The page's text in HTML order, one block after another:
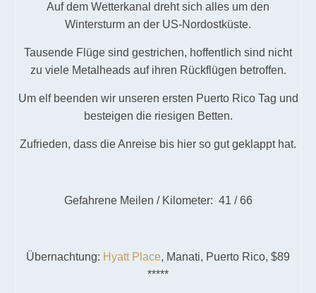
Auf dem Wetterkanal dreht sich alles um den
Wintersturm an der US-Nordostküste.
Tausende Flüge sind gestrichen, hoffentlich sind nicht
zu viele Metalheads auf ihren Rückflügen betroffen.
Um elf beenden wir unseren ersten Puerto Rico Tag und
besteigen die riesigen Betten.
Zufrieden, dass die Anreise bis hier so gut geklappt hat.
Gefahrene Meilen / Kilometer: 41 / 66
Übernachtung: Hyatt Place, Manati, Puerto Rico, $89
*****